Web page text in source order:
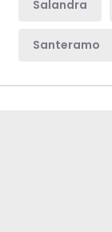
Salandra
Santeramo